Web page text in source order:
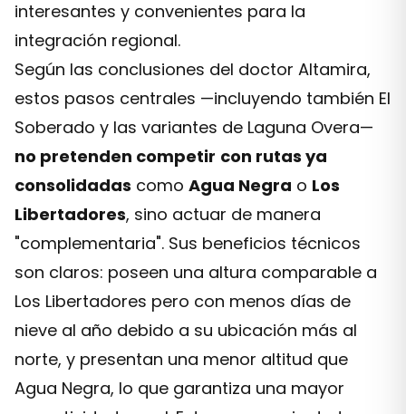
interesantes y convenientes para la
integración regional.
Según las conclusiones del doctor Altamira,
estos pasos centrales —incluyendo también El
Soberado y las variantes de Laguna Overa—
no pretenden competir con rutas ya
consolidadas como Agua Negra o Los
Libertadores, sino actuar de manera
"complementaria". Sus beneficios técnicos
son claros: poseen una altura comparable a
Los Libertadores pero con menos días de
nieve al año debido a su ubicación más al
norte, y presentan una menor altitud que
Agua Negra, lo que garantiza una mayor